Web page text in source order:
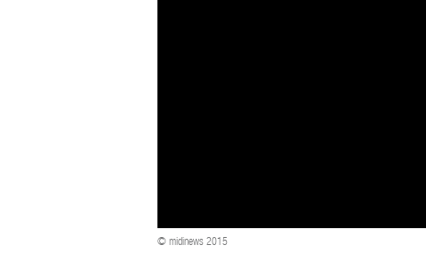
© midinews 2015